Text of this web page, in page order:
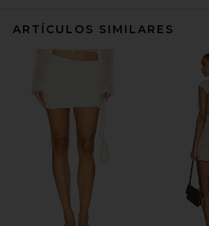
ARTÍCULOS SIMILARES